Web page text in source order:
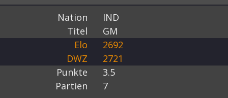
Nation
IND
Titel
GM
Elo
2692
DWZ
2721
Punkte
3.5
Partien
7